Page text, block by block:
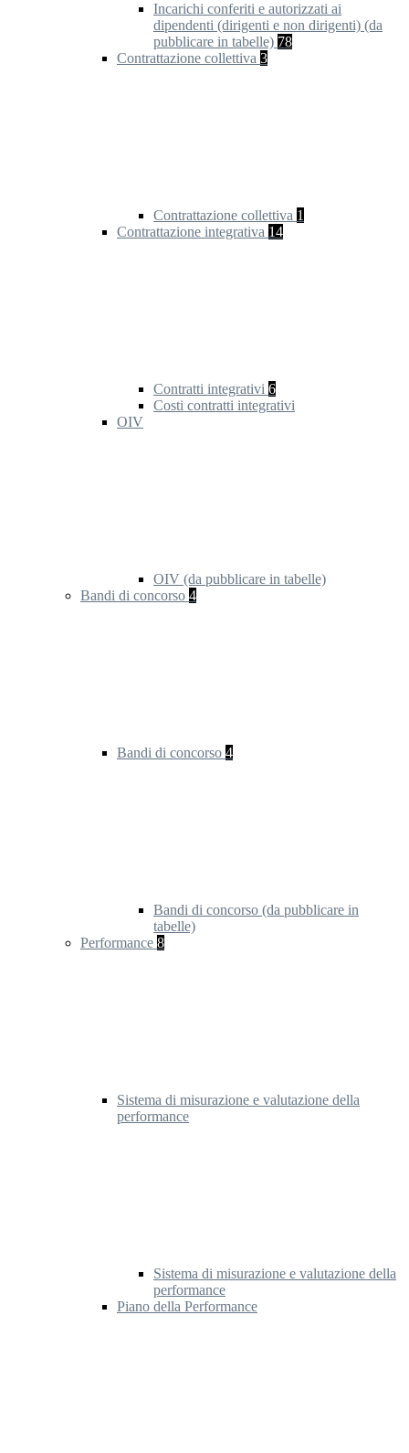
Incarichi conferiti e autorizzati ai
dipendenti (dirigenti e non dirigenti) (da
pubblicare in tabelle) 78
Contrattazione collettiva 3
Contrattazione collettiva 1
Contrattazione integrativa 14
Contratti integrativi 6
Costi contratti integrativi
OIV
OIV (da pubblicare in tabelle)
Bandi di concorso 4
Bandi di concorso 4
Bandi di concorso (da pubblicare in
tabelle)
Performance 8
Sistema di misurazione e valutazione della
performance
Sistema di misurazione e valutazione della
performance
Piano della Performance